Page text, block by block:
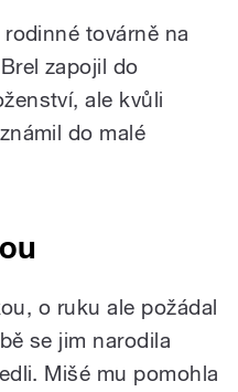
továrně na
zapojil do
ale kvůli
do malé
o ruku ale požádal
se jim narodila
Mišé mu pomohla